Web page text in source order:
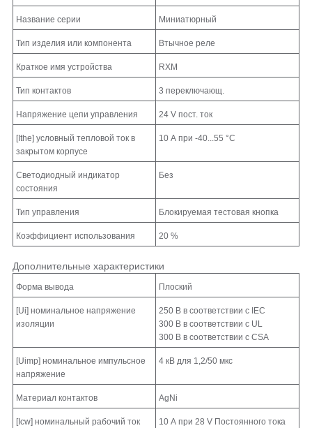
Название серии Миниатюрный
Тип изделия или компонента Втычное реле
Краткое имя устройства RXM
Тип контактов 3 переключающ.
Напряжение цепи управления 24 V пост. ток
[Ithe] условный тепловой ток в
закрытом корпусе
10 А при -40...55 °C
Светодиодный индикатор
состояния
Без
Тип управления Блокируемая тестовая кнопка
Коэффициент использования 20 %
Дополнительные характеристики
Форма вывода Плоский
[Ui] номинальное напряжение
изоляции
250 В в соответствии с IEC
300 В в соответствии с UL
300 В в соответствии с CSA
[Uimp] номинальное импульсное
напряжение
4 кВ для 1,2/50 мкс
Материал контактов AgNi
[Icw] номинальный рабочий ток
10 А при 28 V Постоянного тока